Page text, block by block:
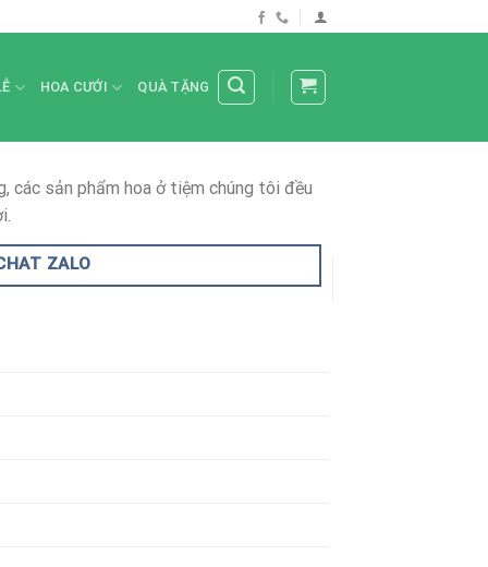
HOA CƯỚI QUÀ TẶNG
các sản phẩm hoa ở tiệm chúng tôi đều
ZALO